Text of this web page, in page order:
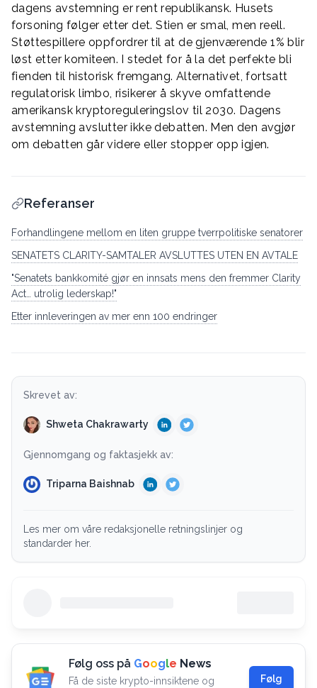
dagens avstemning er rent republikansk. Husets
forsoning følger etter det. Stien er smal, men reell.
Støttespillere oppfordrer til at de gjenværende 1% blir
løst etter komiteen. I stedet for å la det perfekte bli
fienden til historisk fremgang. Alternativet, fortsatt
regulatorisk limbo, risikerer å skyve omfattende
amerikansk kryptoreguleringslov til 2030. Dagens
avstemning avslutter ikke debatten. Men den avgjør
om debatten går videre eller stopper opp igjen.
Referanser
Forhandlingene mellom en liten gruppe tverrpolitiske senatorer
SENATETS CLARITY-SAMTALER AVSLUTTES UTEN EN AVTALE
"Senatets bankkomité gjør en innsats mens den fremmer Clarity
Act… utrolig lederskap!"
Etter innleveringen av mer enn 100 endringer
Skrevet av:
Shweta Chakrawarty
Gjennomgang og faktasjekk av:
Triparna Baishnab
Les mer om våre redaksjonelle retningslinjer og
standarder her.
Følg oss på Google News
Få de siste krypto-innsiktene og
Følg